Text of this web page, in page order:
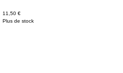
11,50 €
Plus de stock